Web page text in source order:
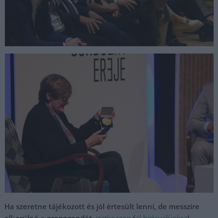
Ha szeretne tájékozott és jól értesült lenni, de messzire